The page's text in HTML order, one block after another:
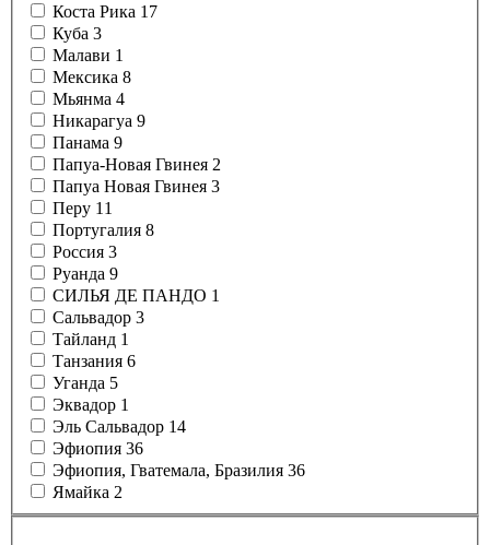
Коста Рика 17
Куба 3
Малави 1
Мексика 8
Мьянма 4
Никарагуа 9
Панама 9
Папуа-Новая Гвинея 2
Папуа Новая Гвинея 3
Перу 11
Португалия 8
Россия 3
Руанда 9
СИЛЬЯ ДЕ ПАНДО 1
Сальвадор 3
Тайланд 1
Танзания 6
Уганда 5
Эквадор 1
Эль Сальвадор 14
Эфиопия 36
Эфиопия, Гватемала, Бразилия 36
Ямайка 2